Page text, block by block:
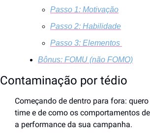
Passo 1: Motivação
Passo 2: Habilidade
Passo 3: Elementos
Bônus: FOMU (não FOMO)
Contaminação por tédio
Começando de dentro para fora:
time e de como os comportamentos
a performance da sua campanha.